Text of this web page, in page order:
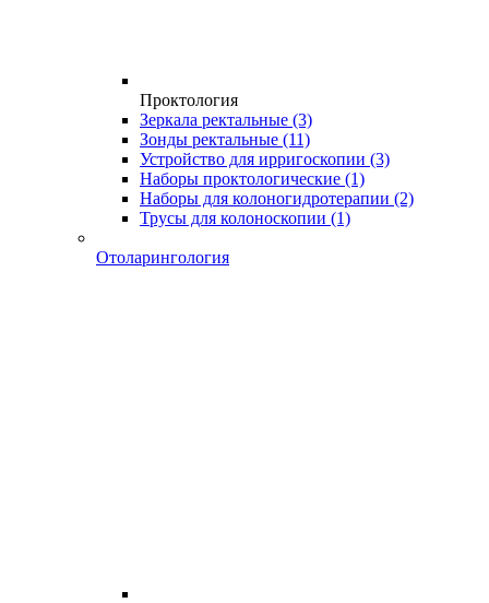
Проктология
Зеркала ректальные (3)
Зонды ректальные (11)
Устройство для ирригоскопии (3)
Наборы проктологические (1)
Наборы для колоногидротерапии (2)
Трусы для колоноскопии (1)
Отоларингология